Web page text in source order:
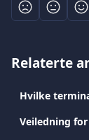
Relaterte
Veiledning